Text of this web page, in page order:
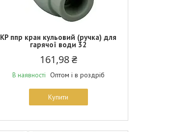
KP ппр кран кульовий (ручка) для
гарячої води 32
161,98 ₴
В наявності Оптом і в роздріб
Купити